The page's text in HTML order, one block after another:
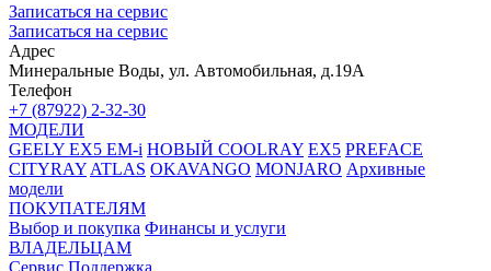
Записаться на сервис
Записаться на сервис
Адрес
Минеральные Воды, ул. Автомобильная, д.19А
Телефон
+7 (87922) 2-32-30
МОДЕЛИ
GEELY EX5 EM-i НОВЫЙ COOLRAY EX5 PREFACE
CITYRAY ATLAS OKAVANGO MONJARO Архивные
модели
ПОКУПАТЕЛЯМ
Выбор и покупка Финансы и услуги
ВЛАДЕЛЬЦАМ
Сервис Поддержка